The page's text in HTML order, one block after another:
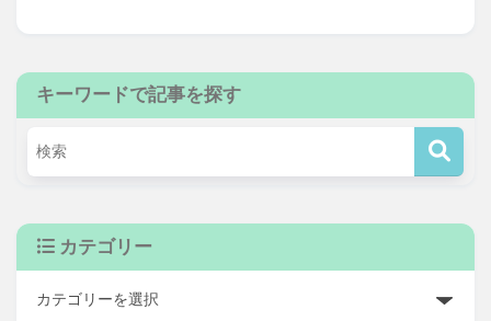
キーワードで記事を探す
カテゴリー